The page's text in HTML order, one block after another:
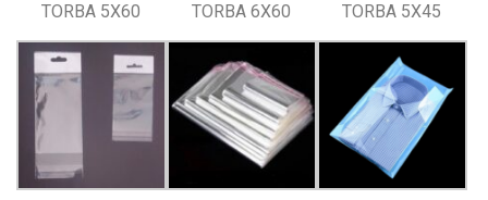
TORBA 5X60
TORBA 6X60
TORBA 5X45